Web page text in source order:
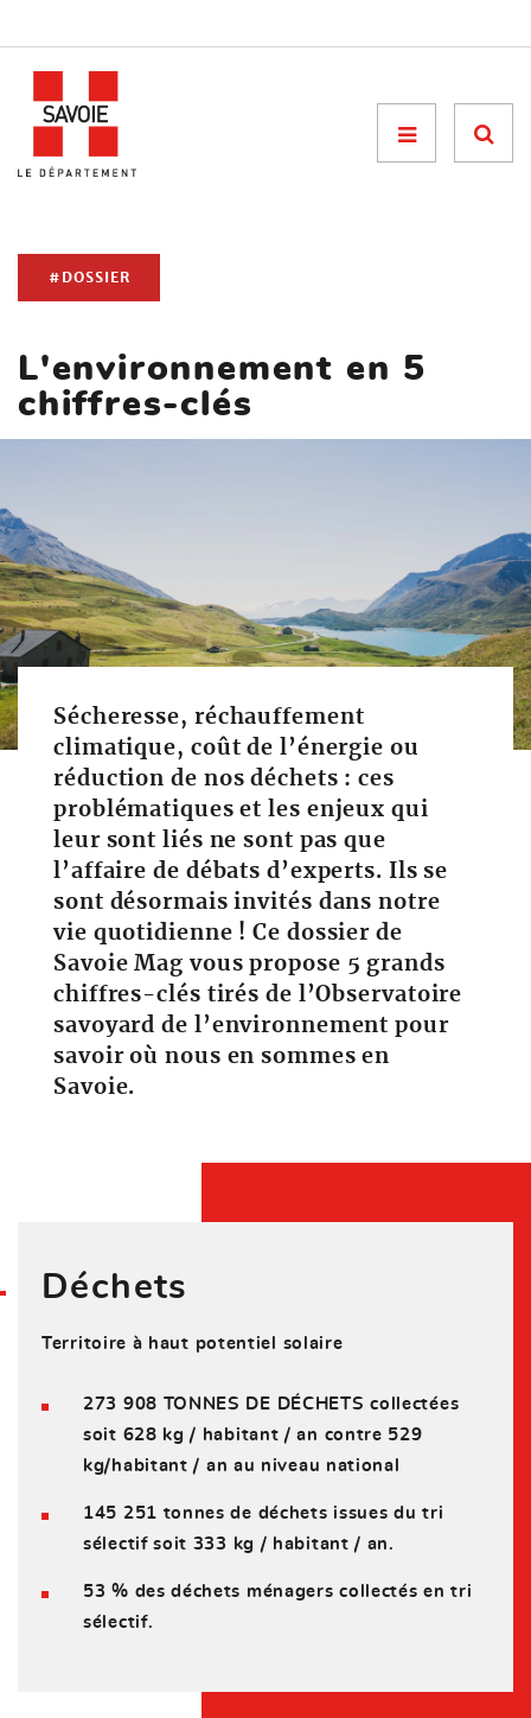
Menu

#DOSSIER
L'environnement en 5
chiffres-clés
Sécheresse, réchauffement
climatique, coût de l’énergie ou
réduction de nos déchets : ces
problématiques et les enjeux qui
leur sont liés ne sont pas que
l’affaire de débats d’experts. Ils se
sont désormais invités dans notre
vie quotidienne ! Ce dossier de
Savoie Mag vous propose 5 grands
chiffres-clés tirés de l’Observatoire
savoyard de l’environnement pour
savoir où nous en sommes en
Savoie.
Déchets
Territoire à haut potentiel solaire
273 908 TONNES DE DÉCHETS collectées
soit 628 kg / habitant / an contre 529
kg/habitant / an au niveau national
145 251 tonnes de déchets issues du tri
sélectif soit 333 kg / habitant / an.
53 % des déchets ménagers collectés en tri
sélectif.